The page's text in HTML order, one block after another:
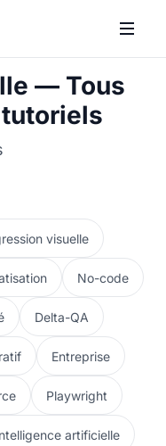
— Tous
visuelle
No-code
Delta-QA
Entreprise
Playwright
artificielle